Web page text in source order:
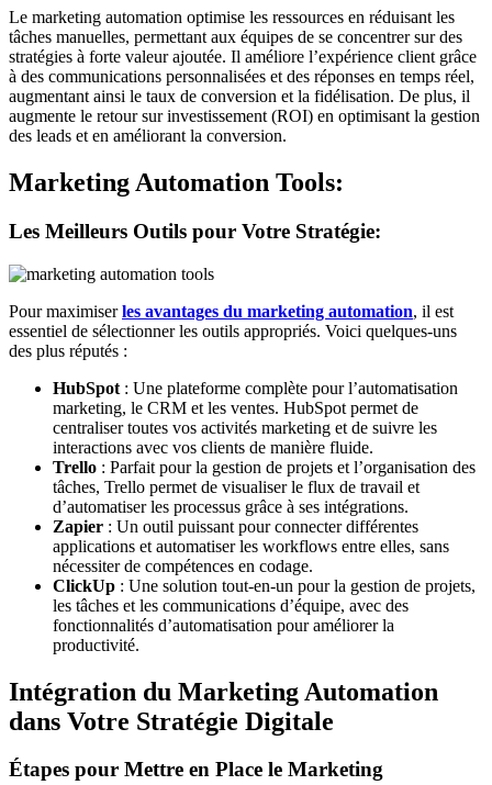
Le marketing automation optimise les ressources en réduisant les
tâches manuelles, permettant aux équipes de se concentrer sur des
stratégies à forte valeur ajoutée. Il améliore l’expérience client grâce
à des communications personnalisées et des réponses en temps réel,
augmentant ainsi le taux de conversion et la fidélisation. De plus, il
augmente le retour sur investissement (ROI) en optimisant la gestion
des leads et en améliorant la conversion.
Marketing Automation Tools:
Les Meilleurs Outils pour Votre Stratégie:
Pour maximiserles avantages du marketing automation, il est
essentiel de sélectionner les outils appropriés. Voici quelques-uns
des plus réputés :
HubSpot : Une plateforme complète pour l’automatisation
marketing, le CRM et les ventes. HubSpot permet de
centraliser toutes vos activités marketing et de suivre les
interactions avec vos clients de manière fluide.
Trello : Parfait pour la gestion de projets et l’organisation des
tâches, Trello permet de visualiser le flux de travail et
d’automatiser les processus grâce à ses intégrations.
Zapier : Un outil puissant pour connecter différentes
applications et automatiser les workflows entre elles, sans
nécessiter de compétences en codage.
ClickUp : Une solution tout-en-un pour la gestion de projets,
les tâches et les communications d’équipe, avec des
fonctionnalités d’automatisation pour améliorer la
productivité.
Intégration du Marketing Automation
dans Votre Stratégie Digitale
Étapes pour Mettre en Place le Marketing